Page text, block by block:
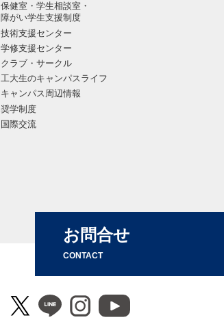
保健室・学生相談室・
障がい学生支援制度
技術支援センター
学修支援センター
クラブ・サークル
工大生のキャンパスライフ
キャンパス周辺情報
奨学制度
国際交流
お問合せ
CONTACT